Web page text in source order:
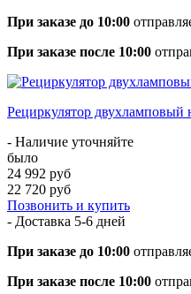
При заказе до 10:00
При заказе после 10:00
Рециркулятор
- Наличие уточняйте
было
24 992 руб
22 720 руб
Позвонить и купить
- Доставка 5-6 дней
При заказе до 10:00
При заказе после 10:00